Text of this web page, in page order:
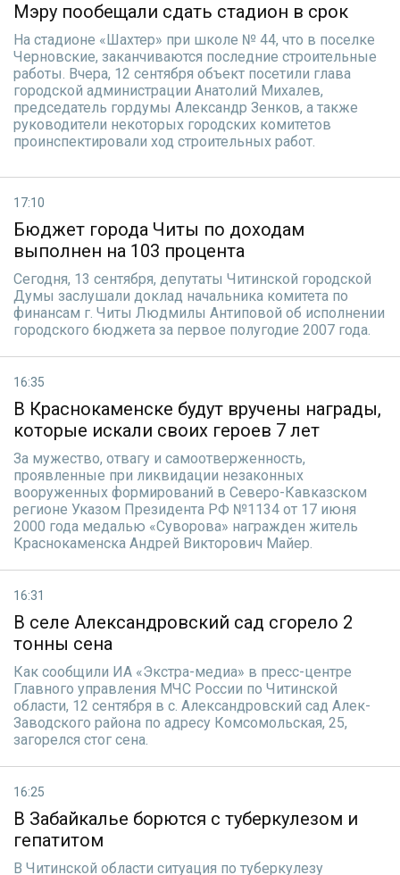
Мэру пообещали сдать стадион в срок
На стадионе «Шахтер» при школе № 44, что в поселке
Черновские, заканчиваются последние строительные
работы. Вчера, 12 сентября объект посетили глава
городской администрации Анатолий Михалев,
председатель гордумы Александр Зенков, а также
руководители некоторых городских комитетов
проинспектировали ход строительных работ.
17:10
Бюджет города Читы по доходам
выполнен на 103 процента
Сегодня, 13 сентября, депутаты Читинской городской
Думы заслушали доклад начальника комитета по
финансам г. Читы Людмилы Антиповой об исполнении
городского бюджета за первое полугодие 2007 года.
16:35
В Краснокаменске будут вручены награды,
которые искали своих героев 7 лет
За мужество, отвагу и самоотверженность,
проявленные при ликвидации незаконных
вооруженных формирований в Северо-Кавказском
регионе Указом Президента РФ №1134 от 17 июня
2000 года медалью «Суворова» награжден житель
Краснокаменска Андрей Викторович Майер.
16:31
В селе Александровский сад сгорело 2
тонны сена
Как сообщили ИА «Экстра-медиа» в пресс-центре
Главного управления МЧС России по Читинской
области, 12 сентября в с. Александровский сад Алек-
Заводского района по адресу Комсомольская, 25,
загорелся стог сена.
16:25
В Забайкалье борются с туберкулезом и
гепатитом
В Читинской области ситуация по туберкулезу